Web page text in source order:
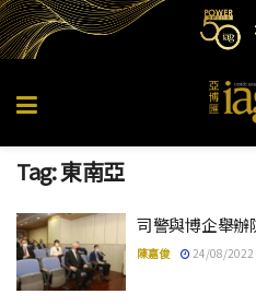
Tag:東南亞
司警與博企舉辦
陳嘉俊 24/08/2022